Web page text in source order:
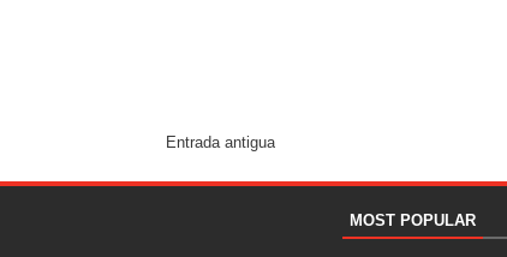
Entrada antigua
MOST POPULAR